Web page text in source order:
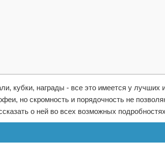
кубки, награды - все это имеется у лучших
но скромность и порядочность не
о ней во всех возможных